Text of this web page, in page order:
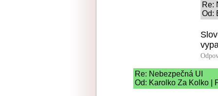
Re:
Od:
Re: Nebezpečná UI
Od: Karolko Za Kolko |